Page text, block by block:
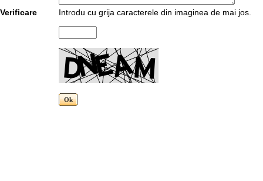
Verificare Introdu cu grija caracterele din imaginea de mai jos.